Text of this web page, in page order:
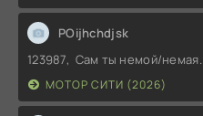
POijhchdjsk
123987, Сам ты немой/немая.
МОТОР СИТИ (2026)